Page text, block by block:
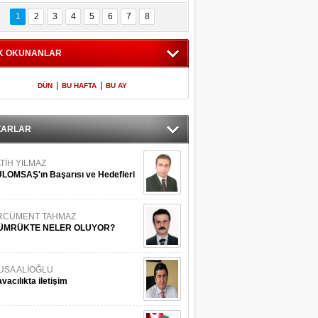
İstanbul
Adaları
600 milletvekilinin
listesi
1 2 3 4 5 6 7 8
OKUNANLAR
DÜN BU HAFTA BU AY
YILMAZ
Başarısı ve Hedefleri
TAHMAZ
NELER OLUYOR?
ALİOĞLU
iletişim